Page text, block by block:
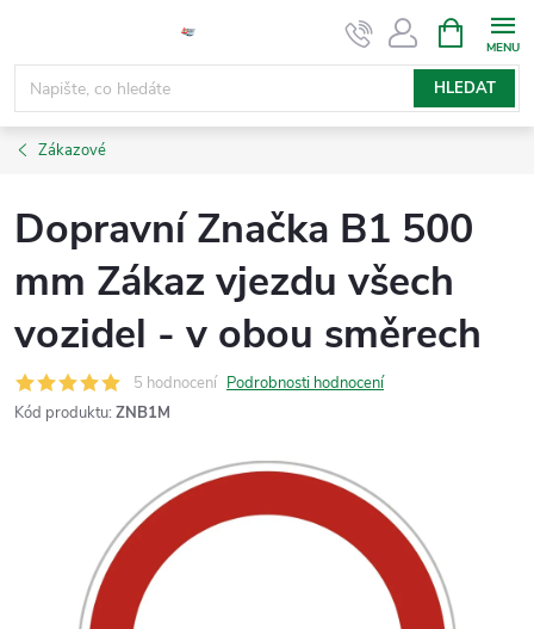
obsah
HLEDAT
NÁKUPNÍ
KOŠÍK
Zákazové
Dopravní Značka B1 500
mm Zákaz vjezdu všech
vozidel - v obou směrech
5 hodnocení Podrobnosti hodnocení
Kód produktu: ZNB1M